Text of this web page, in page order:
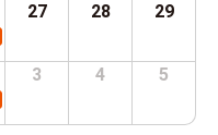
27 28 29
3 4 5